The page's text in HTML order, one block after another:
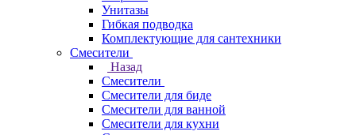
Унитазы
Гибкая подводка
Комплектующие для сантехники
Смесители
Назад
Смесители
Смесители для биде
Смесители для ванной
Смесители для кухни